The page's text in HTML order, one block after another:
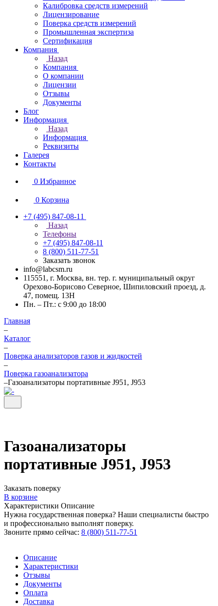
Калибровка средств измерений
Лицензирование
Поверка средств измерений
Промышленная экспертиза
Сертификация
Компания
Назад
Компания
О компании
Лицензии
Отзывы
Документы
Блог
Информация
Назад
Информация
Реквизиты
Галерея
Контакты
0 Избранное
0 Корзина
+7 (495) 847-08-11
Назад
Телефоны
+7 (495) 847-08-11
8 (800) 511-77-51
Заказать звонок
info@labcsm.ru
115551, г. Москва, вн. тер. г. муниципальный округ
Орехово-Борисово Северное, Шипиловский проезд, д.
47, помещ. 13Н
Пн. – Пт.: с 9:00 до 18:00
Главная
–
Каталог
–
Поверка анализаторов газов и жидкостей
–
Поверка газоанализатора
–Газоанализаторы портативные J951, J953
Газоанализаторы
портативные J951, J953
Заказать поверку
В корзине
Характеристики Описание
Нужна государственная поверка? Наши специалисты быстро
и профессионально выполнят поверку.
Звоните прямо сейчас: 8 (800) 511-77-51
Описание
Характеристики
Отзывы
Документы
Оплата
Доставка